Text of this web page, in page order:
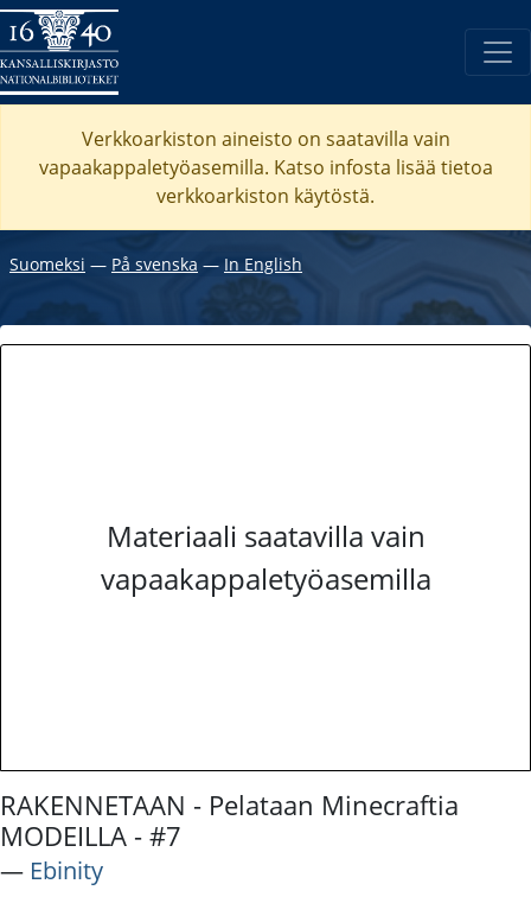
Verkkoarkiston aineisto on saatavilla vain
vapaakappaletyöasemilla. Katso infosta lisää tietoa
verkkoarkiston käytöstä.
Suomeksi ― På svenska ― In English
Materiaali saatavilla vain
vapaakappaletyöasemilla
RAKENNETAAN - Pelataan Minecraftia
MODEILLA - #7
― Ebinity